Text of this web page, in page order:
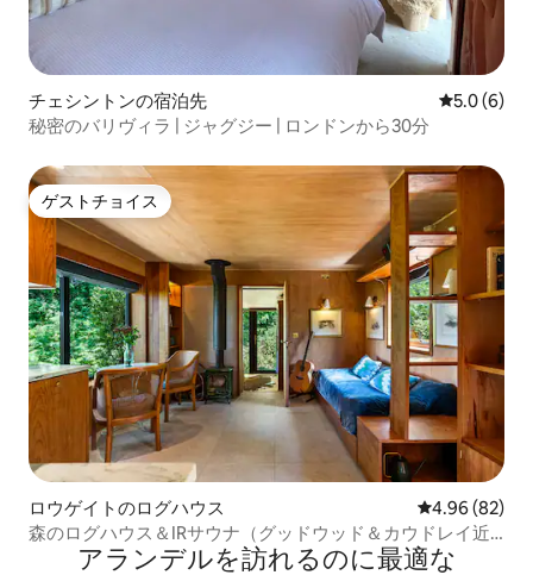
チェシントンの宿泊先 レビュー6
5.0 (6)
秘密のバリヴィラ | ジャグジー | ロンドンから30分
ゲストチョイス
ゲストチョイス
ロウゲイトのログハウス レビュー82
4.96 (82)
森のログハウス＆IRサウナ（グッドウッド＆カウドレイ近
アランデルを訪⁠れ⁠るの⁠に最⁠適⁠な